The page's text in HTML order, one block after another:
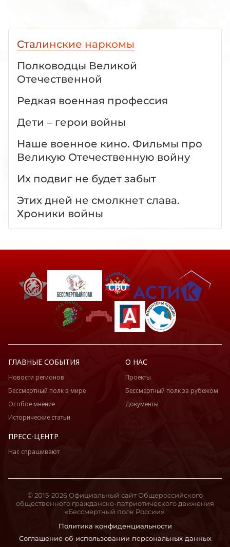
Сталинские наркомы
Полководцы Великой
Отечественной
Редкая военная профессия
Дети – герои войны
Наше военное кино. Фильмы про
Великую Отечественную войну
Их подвиг не будет забыт
Этих дней не смолкнет слава.
Хроники войны
ГЛАВНЫЕ СОБЫТИЯ
Новости регионов
Бессмертный полк в мире
Особое мнение
Исторические статьи
О НАС
Проекты
Бессмертный полк за рубежом
Документы
ПРЕСС-ЦЕНТР
Нас спрашивают
Политика конфиденциальности
Соглашение об использовании персональных данных
© 2015-2026 Официальный сайт Общероссийского
общественного гражданско-патриотического движения
«Бессмертный полк России».